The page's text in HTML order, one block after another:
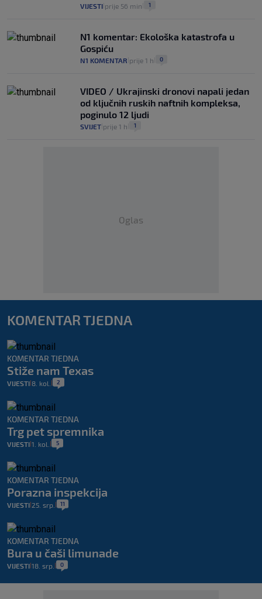
VIJESTI prije 56 min 1
N1 komentar: Ekološka katastrofa u
Gospiću
N1 KOMENTAR prije 1 h 0
VIDEO / Ukrajinski dronovi napali jedan
od ključnih ruskih naftnih kompleksa,
poginulo 12 ljudi
SVIJET prije 1 h 1
Oglas
KOMENTAR TJEDNA
KOMENTAR TJEDNA
Stiže nam Texas
VIJESTI 8. kol. 2
KOMENTAR TJEDNA
Trg pet spremnika
VIJESTI 1. kol. 5
KOMENTAR TJEDNA
Porazna inspekcija
VIJESTI 25. srp. 11
KOMENTAR TJEDNA
Bura u čaši limunade
VIJESTI 18. srp. 0